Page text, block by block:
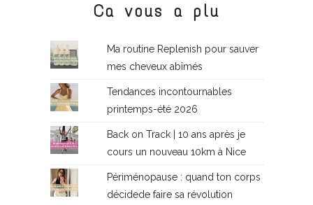
Ca vous a plu
Ma routine Replenish pour sauver
mes cheveux abîmés
Tendances incontournables
printemps-été 2026
Back on Track | 10 ans après je
cours un nouveau 10km à Nice
Périménopause : quand ton corps
décidede faire sa révolution